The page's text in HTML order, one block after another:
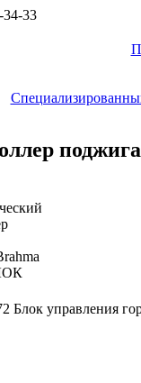
34-33
Блок управления